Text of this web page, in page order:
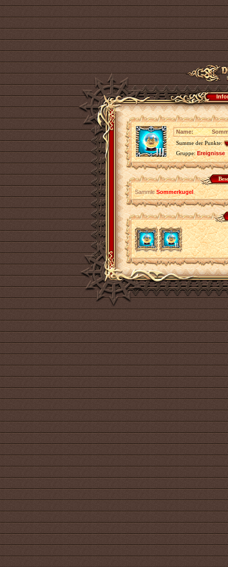
Name:
Summe der Punkte:
Gruppe:Ereignisse
SammleSommerkugel.